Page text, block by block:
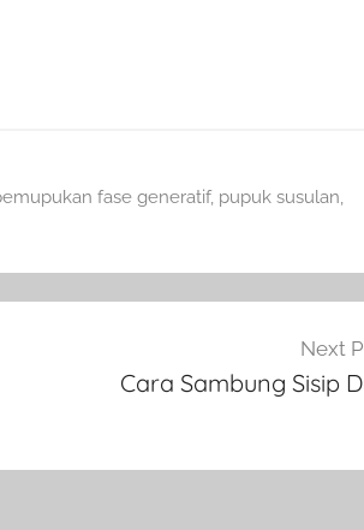
fase generatif, pupuk susulan
Next
Cara Sambung Sisip